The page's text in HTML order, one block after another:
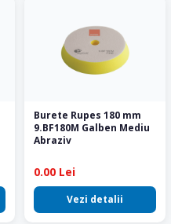
Burete Rupes 180 mm
9.BF180M Galben Mediu
Abraziv
0.00 Lei
Vezi detalii